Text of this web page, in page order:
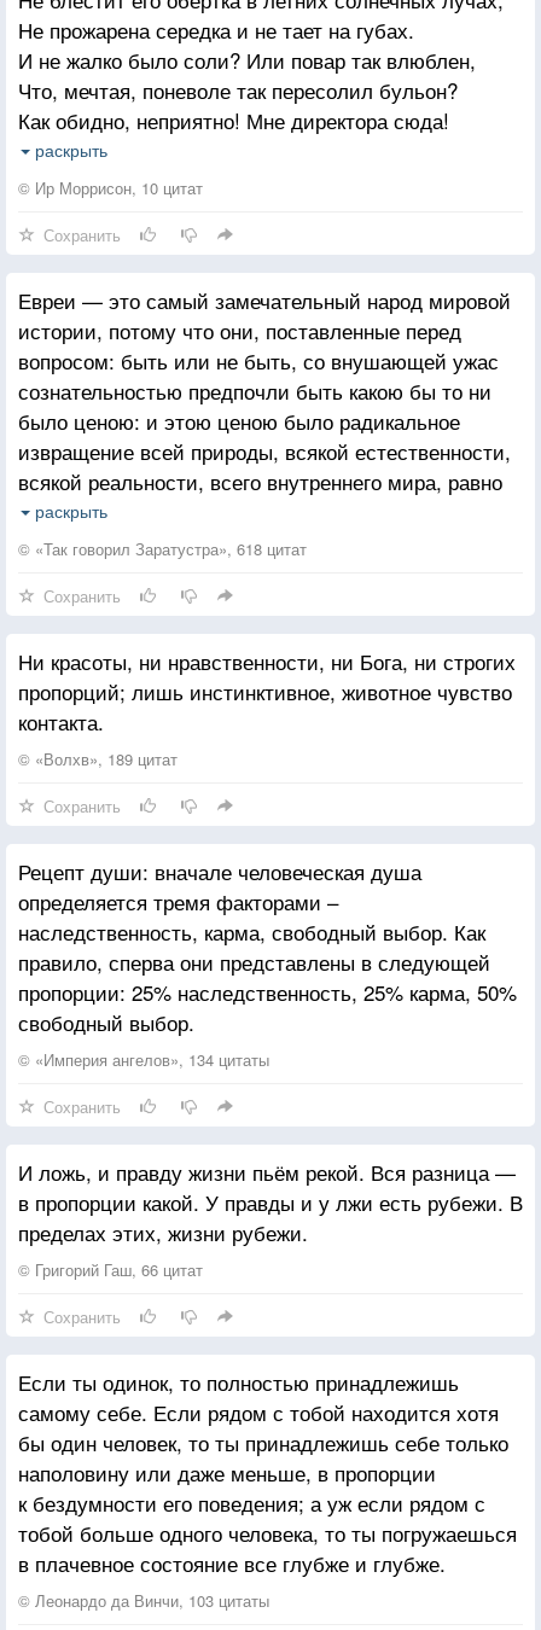
Не прожарена середка и не тает на губах.
И не жалко было соли? Или повар так влюблен,
Что, мечтая, поневоле так пересолил бульон?
Как обидно, неприятно! Мне директора сюда!
Нет его? Тогда понятно, что творится, господа!
Все пропорции запомнит. Для себя вы — повара.
Нет, я вовсе не задира и не требую скандал!
Вот бы каждый житель мира свой кусочек оторвал,
Прожевал и насладился, а не выплюнул в окно,
И с улыбкой убедился — в жизни счастье как
в кино!
раскрыть
© Ир Моррисон, 10 цитат
Сохранить
Евреи — это самый замечательный народ мировой
истории, потому что они, поставленные перед
вопросом: быть или не быть, со внушающей ужас
сознательностью предпочли быть какою бы то ни
было ценою: и этою ценою было радикальное
извращение всей природы, всякой естественности,
всякой реальности, всего внутреннего мира, равно
как и внешнего. Они оградили себя от всех условий,
в которых до сих пор народ мог и должен был жить,
естественным условиям, непоправимым образом
обратили они по порядку религию, культ, мораль,
историю, психологию в противоречие
к естественным ценностям этих понятий. Подобное
явление встречаем мы еще раз (и в несравненно
преувеличенных пропорциях, хотя это только
«народом святых» не может претендовать на
оригинальность. евреи вместе с тем самый роковой
народ всемирной истории: своими дальнейшими
влияниями они настолько извратили человечество,
что еще теперь христианин может чувствовать себя
анти-иудеем, не понимая того, что он есть
последний логический вывод иудаизма.
раскрыть
© «Так говорил Заратустра», 618 цитат
Сохранить
Ни красоты, ни нравственности, ни Бога, ни строгих
пропорций; лишь инстинктивное, животное чувство
контакта.
© «Волхв», 189 цитат
Сохранить
Рецепт души: вначале человеческая душа
определяется тремя факторами –
наследственность, карма, свободный выбор. Как
правило, сперва они представлены в следующей
пропорции: 25% наследственность, 25% карма, 50%
свободный выбор.
© «Империя ангелов», 134 цитаты
Сохранить
И ложь, и правду жизни пьём рекой. Вся разница —
в пропорции какой. У правды и у лжи есть рубежи. В
пределах этих, жизни рубежи.
© Григорий Гаш, 66 цитат
Сохранить
Если ты одинок, то полностью принадлежишь
самому себе. Если рядом с тобой находится хотя
бы один человек, то ты принадлежишь себе только
наполовину или даже меньше, в пропорции
к бездумности его поведения; а уж если рядом с
тобой больше одного человека, то ты погружаешься
в плачевное состояние все глубже и глубже.
© Леонардо да Винчи, 103 цитаты